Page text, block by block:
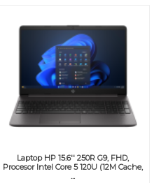
Laptop HP 15.6'' 250R G9, FHD,
Procesor Intel Core 5 120U (12M Cache,
...